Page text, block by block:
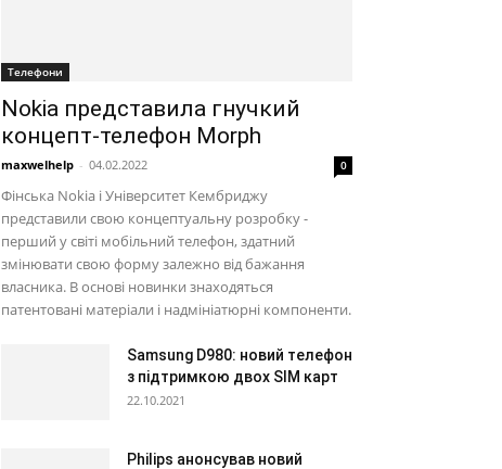
Телефони
Nokia представила гнучкий
концепт-телефон Morph
maxwelhelp - 04.02.2022 0
Фінська Nokia і Університет Кембриджу
представили свою концептуальну розробку -
перший у світі мобільний телефон, здатний
змінювати свою форму залежно від бажання
власника. В основі новинки знаходяться
патентовані матеріали і надмініатюрні компоненти.
Samsung D980: новий телефон
з підтримкою двох SIM карт
22.10.2021
Philips анонсував новий